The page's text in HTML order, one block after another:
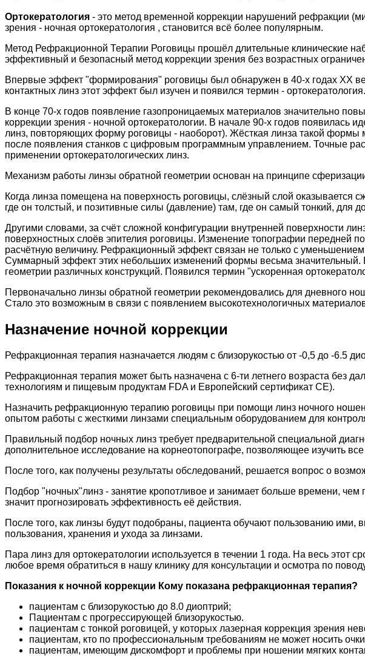
Ортокератология - это метод временной коррекции нарушений рефракции
зрения - ночная ортокератология , становится всё более популярным.
Метод Рефракционной Терапии Роговицы прошёл длительные клинические
эффективный и безопасный метод коррекции зрения без возрастных
Впервые эффект "формирования" роговицы был обнаружен в 40-х годах ХХ
контактных линз этот эффект был изучен и появился термин - ортокератология.
В конце 70-х годов появление газопроницаемых материалов значительно
коррекции зрения - ночной ортокератологии. В начале 90-х годов появилась
линз, повторяющих форму роговицы - наоборот). Жёсткая линза такой формы
после появления станков с цифровым программным управлением. Точные
применении ортокератологических линз.
Механизм работы линзы обратной геометрии основан на принципе
Когда линза помещена на поверхность роговицы, слёзный слой оказывается
где он толстый, и позитивные силы (давление) там, где он самый тонкий, для
Другими словами, за счёт сложной конфигурации внутренней поверхности
поверхностных слоёв эпителия роговицы. Изменение топографии передней
расчётную величину. Рефракционный эффект связан не только с
Суммарный эффект этих небольших изменений формы весьма значительный.
геометрии различных конструкций. Появился термин "ускоренная
Первоначально линзы обратной геометрии рекомендовались для дневного
Стало это возможным в связи с появлением высокотехнологичных
Назначение ночной коррекции
Рефракционная терапия назначается людям с близорукостью от -0,5 до -6.5
Рефракционная терапия может быть назначена с 6-ти летнего возраста без
технологиям и пищевым продуктам FDA и Европейский сертификат CE).
Назначить рефракционную терапию роговицы при помощи линз ночного
опытом работы с жесткими линзами специальным оборудованием для
Правильный подбор ночных линз требует предварительной специальной
дополнительное исследование на корнеотопографе, позволяющее изучить
После того, как получены результаты обследований, решается вопрос о
Подбор "ночных"линз - занятие кропотливое и занимает больше времени,
значит прогнозировать эффективность её действия.
После того, как линзы будут подобраны, пациента обучают пользованию
пользования, хранения и ухода за линзами.
Пара линз для ортокератологии используется в течении 1 года. На весь
любое время обратиться в нашу клинику для консультации и осмотра по
Показания к ночной коррекции Кому показана рефракционная терапия?
пациентам с близорукостью до 8.0 диоптрий;
Пациентам с прогрессирующей близорукостью.
пациентам с тонкой роговицей, у которых лазерная коррекция зрения
пациентам, кто по профессиональным требованиям не может носить
пациентам, имеющим дискомфорт и проблемы при ношении мягких